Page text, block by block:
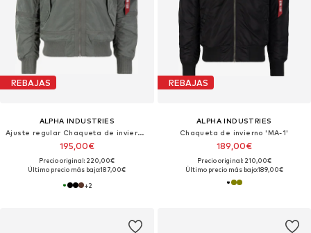
REBAJAS
ALPHA INDUSTRIES
Ajuste regular Chaqueta de invierno 'B15-3 TT'
195,00€
Precio original: 220,00€
Último precio más bajo:187,00€
+2
REBAJAS
ALPHA INDUSTRIES
Chaqueta de invierno 'MA-1'
189,00€
Precio original: 210,00€
Último precio más bajo:189,00€